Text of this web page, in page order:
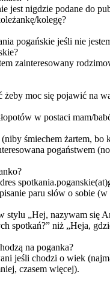
jest nigdzie podane do
kolegę?
pogańskie jeśli nie
zainteresowany
żeby moc się pojawić na
w postaci mam/
śmiechem żartem, bo
pogaństwem
paru słów o sobie
„Hej, nazywam się
spotkań?” niż „Heja,
na poganka?
jeśli chodzi o wiek
czasem więcej).